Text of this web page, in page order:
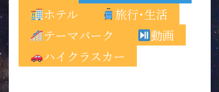
ホテル
旅行･生活
テーマパーク
動画
ハイクラスカー